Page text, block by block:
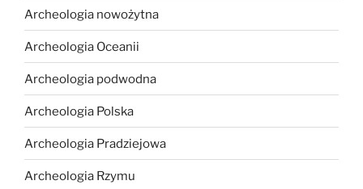
Archeologia nowożytna
Archeologia Oceanii
Archeologia podwodna
Archeologia Polska
Archeologia Pradziejowa
Archeologia Rzymu